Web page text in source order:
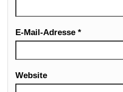
E-Mail-Adresse *
Website